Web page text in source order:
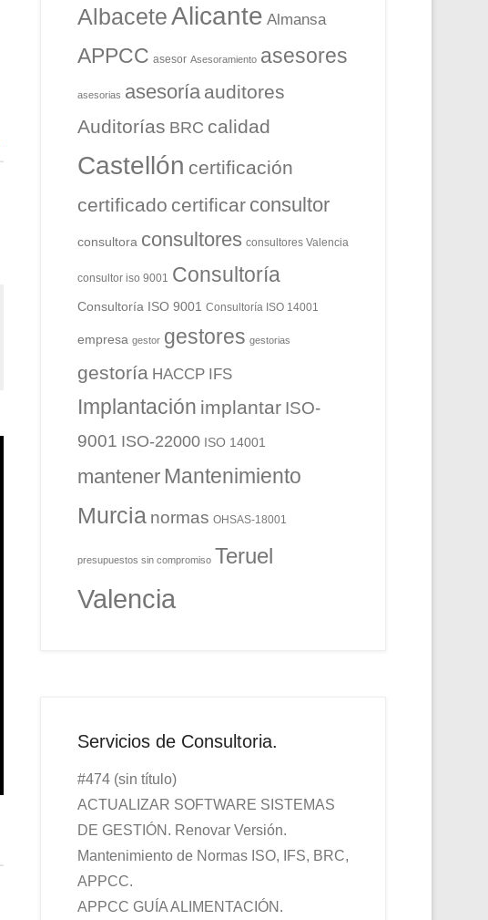
AlbaceteAlicante Almansa
APPCC asesor Asesoramiento asesores
asesorias asesoría auditores
Auditorías BRC calidad
Castellón certificación
certificado certificar consultor
consultora consultores consultores Valencia
consultor iso 9001 Consultoría
Consultoría ISO 9001 Consultoría ISO 14001
empresa gestor gestores gestorias
gestoría HACCP IFS
Implantación implantar ISO-
9001 ISO-22000 ISO 14001
mantener Mantenimiento
Murcia normas OHSAS-18001
presupuestos sin compromiso Teruel
Valencia
Servicios de Consultoria.
#474 (sin título)
ACTUALIZAR SOFTWARE SISTEMAS
DE GESTIÓN. Renovar Versión.
Mantenimiento de Normas ISO, IFS, BRC,
APPCC.
APPCC GUÍA ALIMENTACIÓN.